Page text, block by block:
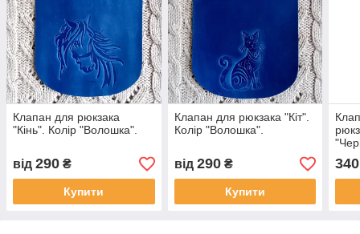
Клапан для рюкзака
"Кiнь". Колір "Волошка".
від 290 ₴
Купити
Клапан для рюкзака "Кiт".
Колір "Волошка".
від 290₴
Купити
340